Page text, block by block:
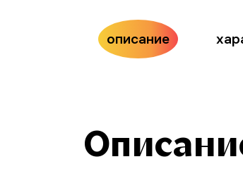
описание